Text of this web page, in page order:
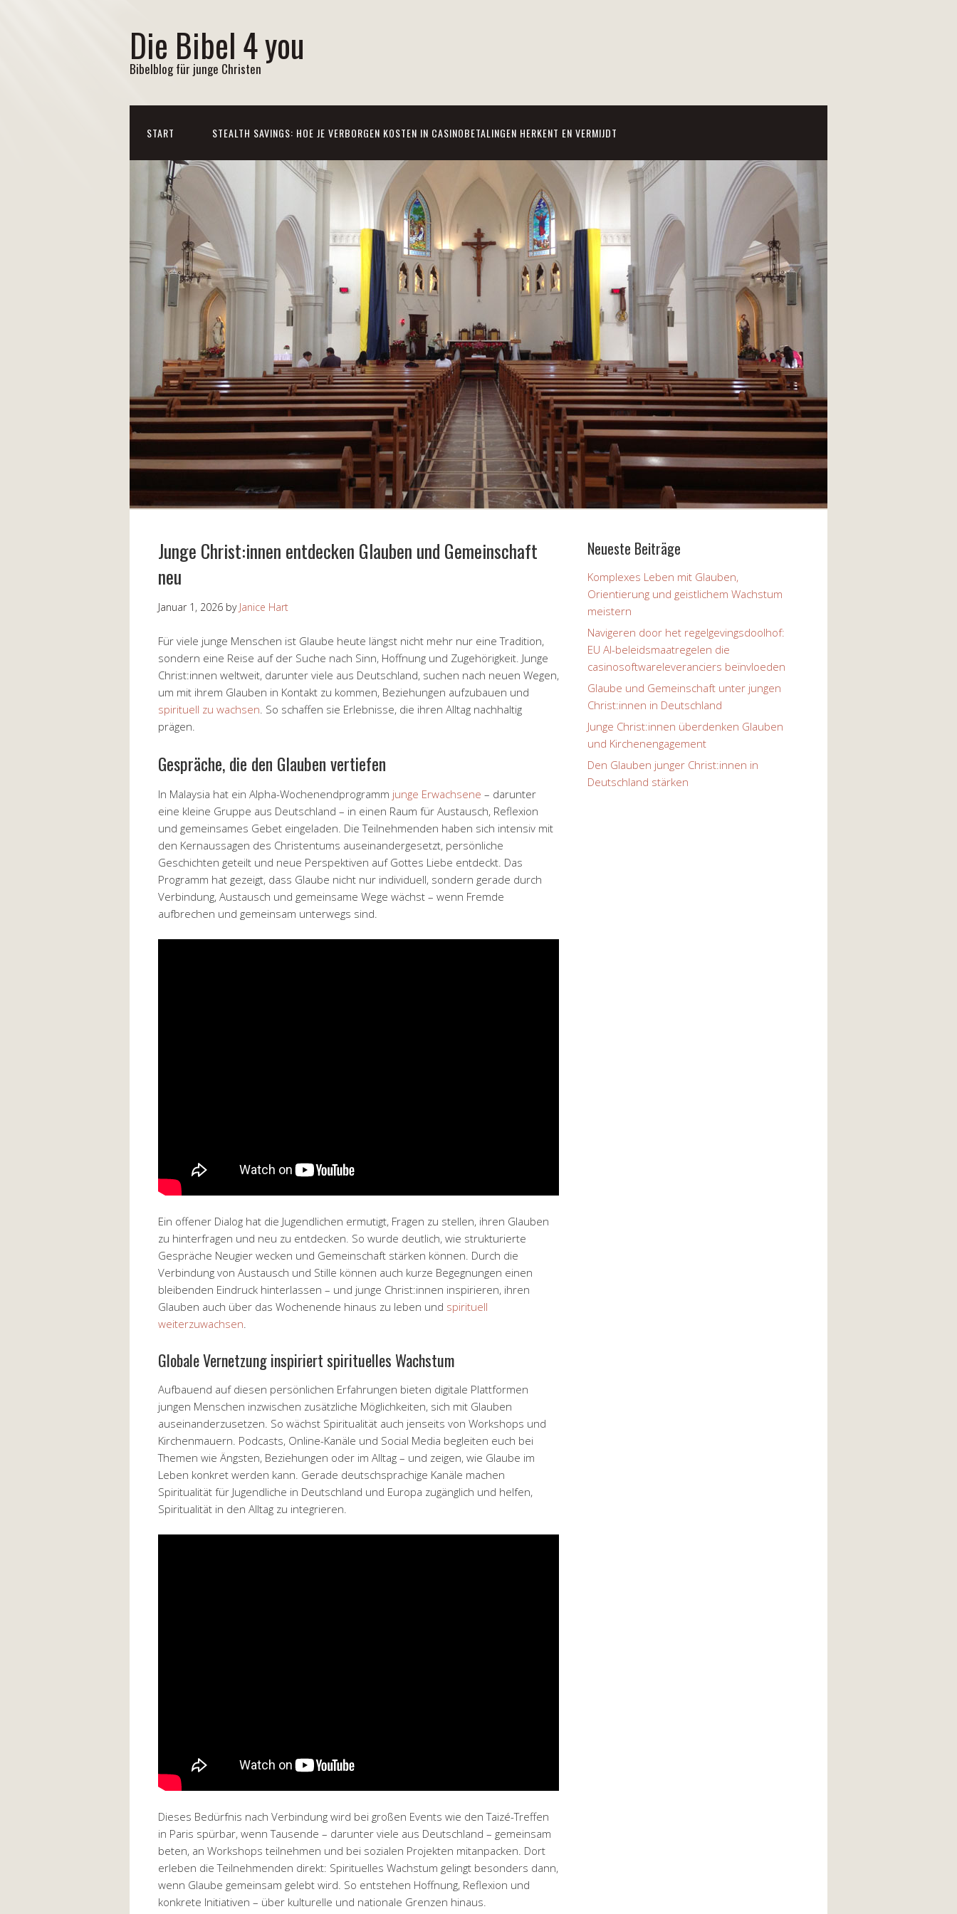
Die Bibel 4 you
Bibelblog für junge Christen
START STEALTH SAVINGS: HOE JE VERBORGEN KOSTEN IN CASINOBETALINGEN HERKENT EN VERMIJDT
Junge Christ:innen entdecken Glauben und Gemeinschaft
neu
Januar 1, 2026 by Janice Hart
Für viele junge Menschen ist Glaube heute längst nicht mehr nur eine Tradition,
sondern eine Reise auf der Suche nach Sinn, Hoffnung und Zugehörigkeit. Junge
Christ:innen weltweit, darunter viele aus Deutschland, suchen nach neuen Wegen,
um mit ihrem Glauben in Kontakt zu kommen, Beziehungen aufzubauen und
spirituell zu wachsen. So schaffen sie Erlebnisse, die ihren Alltag nachhaltig
prägen.
Gespräche, die den Glauben vertiefen
In Malaysia hat ein Alpha-Wochenendprogramm junge Erwachsene – darunter
eine kleine Gruppe aus Deutschland – in einen Raum für Austausch, Reflexion
und gemeinsames Gebet eingeladen. Die Teilnehmenden haben sich intensiv mit
den Kernaussagen des Christentums auseinandergesetzt, persönliche
Geschichten geteilt und neue Perspektiven auf Gottes Liebe entdeckt. Das
Programm hat gezeigt, dass Glaube nicht nur individuell, sondern gerade durch
Verbindung, Austausch und gemeinsame Wege wächst – wenn Fremde
aufbrechen und gemeinsam unterwegs sind.
Ein offener Dialog hat die Jugendlichen ermutigt, Fragen zu stellen, ihren Glauben
zu hinterfragen und neu zu entdecken. So wurde deutlich, wie strukturierte
Gespräche Neugier wecken und Gemeinschaft stärken können. Durch die
Verbindung von Austausch und Stille können auch kurze Begegnungen einen
bleibenden Eindruck hinterlassen – und junge Christ:innen inspirieren, ihren
Glauben auch über das Wochenende hinaus zu leben und spirituell
weiterzuwachsen.
Globale Vernetzung inspiriert spirituelles Wachstum
Aufbauend auf diesen persönlichen Erfahrungen bieten digitale Plattformen
jungen Menschen inzwischen zusätzliche Möglichkeiten, sich mit Glauben
auseinanderzusetzen. So wächst Spiritualität auch jenseits von Workshops und
Kirchenmauern. Podcasts, Online-Kanäle und Social Media begleiten euch bei
Themen wie Ängsten, Beziehungen oder im Alltag – und zeigen, wie Glaube im
Leben konkret werden kann. Gerade deutschsprachige Kanäle machen
Spiritualität für Jugendliche in Deutschland und Europa zugänglich und helfen,
Spiritualität in den Alltag zu integrieren.
Dieses Bedürfnis nach Verbindung wird bei großen Events wie den Taizé-Treffen
in Paris spürbar, wenn Tausende – darunter viele aus Deutschland – gemeinsam
beten, an Workshops teilnehmen und bei sozialen Projekten mitanpacken. Dort
erleben die Teilnehmenden direkt: Spirituelles Wachstum gelingt besonders dann,
wenn Glaube gemeinsam gelebt wird. So entstehen Hoffnung, Reflexion und
konkrete Initiativen – über kulturelle und nationale Grenzen hinaus.
Neueste Beiträge
Komplexes Leben mit Glauben,
Orientierung und geistlichem Wachstum
meistern
Navigeren door het regelgevingsdoolhof:
EU AI-beleidsmaatregelen die
casinosoftwareleveranciers beïnvloeden
Glaube und Gemeinschaft unter jungen
Christ:innen in Deutschland
Junge Christ:innen überdenken Glauben
und Kirchenengagement
Den Glauben junger Christ:innen in
Deutschland stärken